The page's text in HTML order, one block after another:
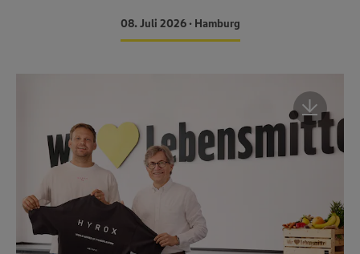
08. Juli 2026 • Hamburg